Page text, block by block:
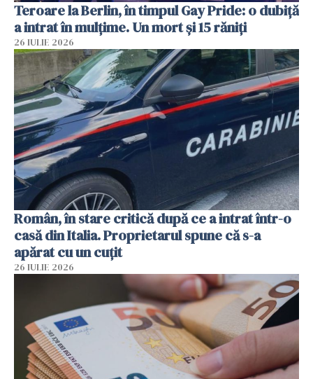
Teroare la Berlin, în timpul Gay Pride: o dubiță
a intrat în mulțime. Un mort și 15 răniți
26 IULIE 2026
Român, în stare critică după ce a intrat într-o
casă din Italia. Proprietarul spune că s-a
apărat cu un cuțit
26 IULIE 2026